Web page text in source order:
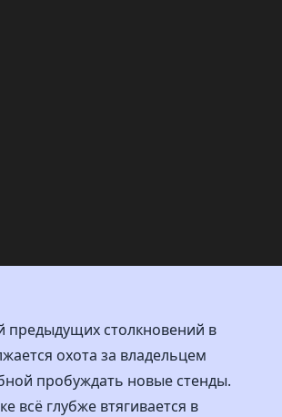
предыдущих столкновений в
охота за владельцем
пробуждать новые стенды.
всё глубже втягивается в